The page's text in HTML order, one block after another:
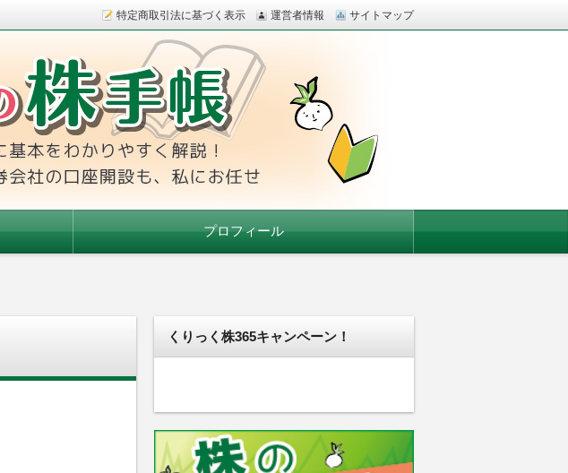
特定商取引法に基づく表示 運営者情報 サイトマップ
取引の方法や証券会社の口座開設も、私にお任せ
プロフィール
くりっく株365キャンペーン！